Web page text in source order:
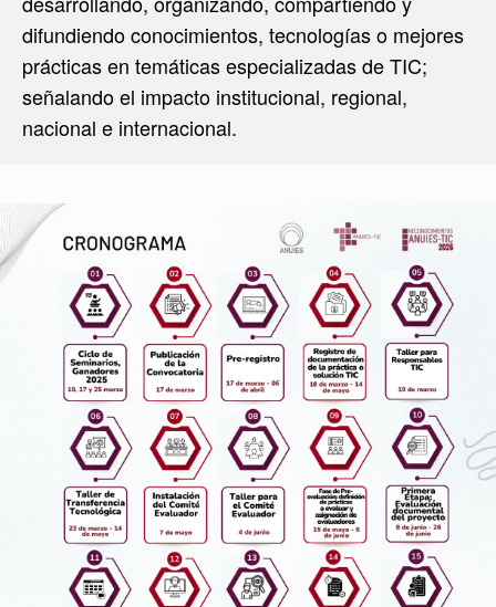
difundiendo conocimientos, tecnologías o mejores
prácticas en temáticas especializadas de TIC;
señalando el impacto institucional, regional,
nacional e internacional.